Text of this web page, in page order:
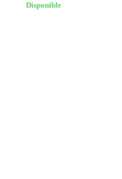
Disponible